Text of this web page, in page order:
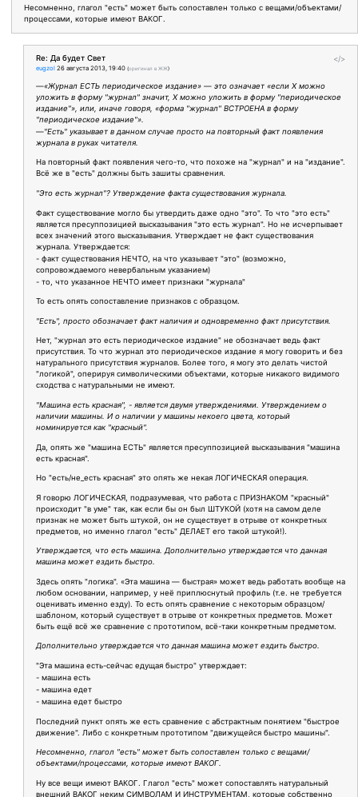
Несомненно, глагол "есть" может быть сопоставлен только с вещами/объектами/
процессами, которые имеют ВАКОГ.
</>
Re: Да будет Свет
eugzol 26 августа 2013, 19:40 (оригинал в ЖЖ)
—«Журнал ЕСТЬ периодическое издание» — это означает «если Х можно
уложить в форму "журнал" значит, Х можно уложить в форму "периодическое
издание"», или, иначе говоря, «форма "журнал" ВСТРОЕНА в форму
"периодическое издание"».
—"Есть" указывает в данном случае просто на повторный факт появления
журнала в руках читателя.
На повторный факт появления чего-то, что похоже на "журнал" и на "издание".
Всё же в "есть" должны быть зашиты сравнения.
"Это есть журнал"? Утверждение факта существования журнала.
Факт существование могло бы утвердить даже одно "это". То что "это есть"
является пресуппозицией высказывания "это есть журнал". Но не исчерпывает
всех значений этого высказывания. Утверждает не факт существования
журнала. Утверждается:
- факт существования НЕЧТО, на что указывает "это" (возможно,
сопровождаемого невербальным указанием)
- то, что указанное НЕЧТО имеет признаки "журнала"
То есть опять сопоставление признаков с образцом.
"Есть", просто обозначает факт наличия и одновременно факт присутствия.
Нет, "журнал это есть периодическое издание" не обозначает ведь факт
присутствия. То что журнал это периодическое издание я могу говорить и без
натурального присутствия журналов. Более того, я могу это делать чистой
"логикой", оперируя символическими объектами, которые никакого видимого
сходства с натуральными не имеют.
"Машина есть красная", - является двумя утверждениями. Утверждением о
наличии машины. И о наличии у машины некоего цвета, который
номинируется как "красный".
Да, опять же "машина ЕСТЬ" является пресуппозицией высказывания "машина
есть красная".
Но "есть/не_есть красная" это опять же некая ЛОГИЧЕСКАЯ операция.
Я говорю ЛОГИЧЕСКАЯ, подразумевая, что работа с ПРИЗНАКОМ "красный"
происходит "в уме" так, как если бы он был ШТУКОЙ (хотя на самом деле
признак не может быть штукой, он не существует в отрыве от конкретных
предметов, но именно глагол "есть" ДЕЛАЕТ его такой штукой!).
Утверждается, что есть машина. Дополнительно утверждается что данная
машина может ездить быстро.
Здесь опять "логика". «Эта машина — быстрая» может ведь работать вообще на
любом основании, например, у неё приплюснутый профиль (т.е. не требуется
оценивать именно езду). То есть опять сравнение с некоторым образцом/
шаблоном, который существует в отрыве от конкретных предметов. Может
быть ещё всё же сравнение с прототипом, всё-таки конкретным предметом.
Дополнительно утверждается что данная машина может ездить быстро.
"Эта машина есть-сейчас едущая быстро" утверждает:
- машина есть
- машина едет
- машина едет быстро
Последний пункт опять же есть сравнение с абстрактным понятием "быстрое
движение". Либо с конкретным прототипом "движущейся быстро машины".
Несомненно, глагол "есть" может быть сопоставлен только с вещами/
объектами/процессами, которые имеют ВАКОГ.
Ну все вещи имеют ВАКОГ. Глагол "есть" может сопоставлять натуральный
внешний ВАКОГ неким СИМВОЛАМ И ИНСТРУМЕНТАМ, которые собственно